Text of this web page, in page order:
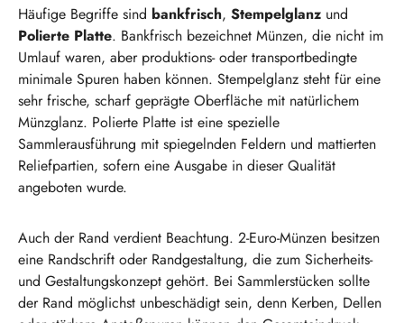
Häufige Begriffe sind bankfrisch, Stempelglanz und
Polierte Platte. Bankfrisch bezeichnet Münzen, die nicht im
Umlauf waren, aber produktions- oder transportbedingte
minimale Spuren haben können. Stempelglanz steht für eine
sehr frische, scharf geprägte Oberfläche mit natürlichem
Münzglanz. Polierte Platte ist eine spezielle
Sammlerausführung mit spiegelnden Feldern und mattierten
Reliefpartien, sofern eine Ausgabe in dieser Qualität
angeboten wurde.
Auch der Rand verdient Beachtung. 2-Euro-Münzen besitzen
eine Randschrift oder Randgestaltung, die zum Sicherheits-
und Gestaltungskonzept gehört. Bei Sammlerstücken sollte
der Rand möglichst unbeschädigt sein, denn Kerben, Dellen